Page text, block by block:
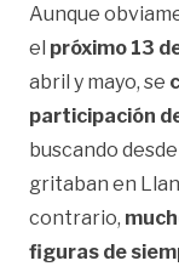
Aunque
el próximo 13
abril y mayo, se
participación
buscando
gritaban en
contrario,
figuras de